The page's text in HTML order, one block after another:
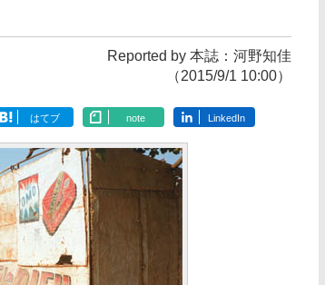
Reported by 本誌：河野知佳
（2015/9/1 10:00）
はてブ note LinkedIn